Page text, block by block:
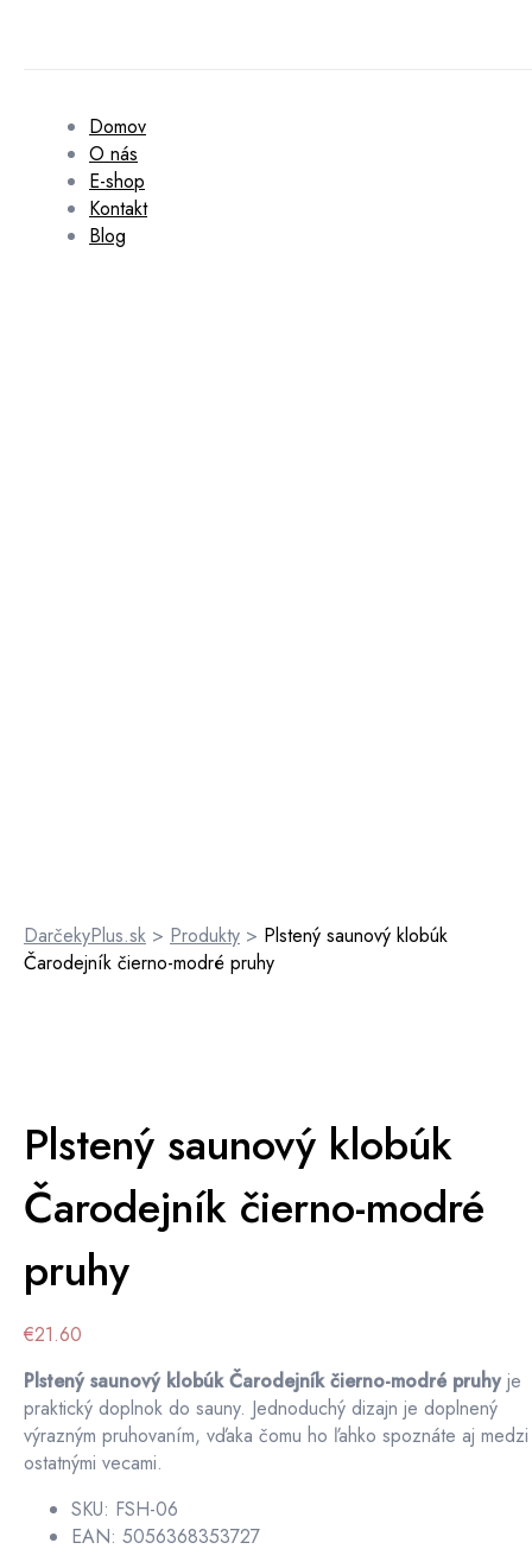
Domov
O nás
E-shop
Kontakt
Blog
DarčekyPlus.sk > Produkty > Plstený saunový klobúk
Čarodejník čierno-modré pruhy
Plstený saunový klobúk
Čarodejník čierno-modré
pruhy
€21.60
Plstený saunový klobúk Čarodejník čierno-modré pruhyje
praktický doplnok do sauny. Jednoduchý dizajn je doplnený
výrazným pruhovaním, vďaka čomu ho ľahko spoznáte aj medzi
ostatnými vecami.
SKU: FSH-06
EAN: 5056368353727